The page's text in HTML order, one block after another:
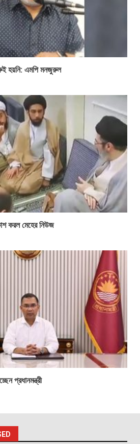
হয়নি: এমপি মনজুরুল
করল মেহের নিউজ
প্রধানমন্ত্রী